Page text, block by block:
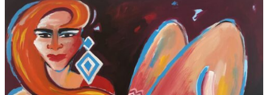
A
R
T
S
2
X
P
O
S
U